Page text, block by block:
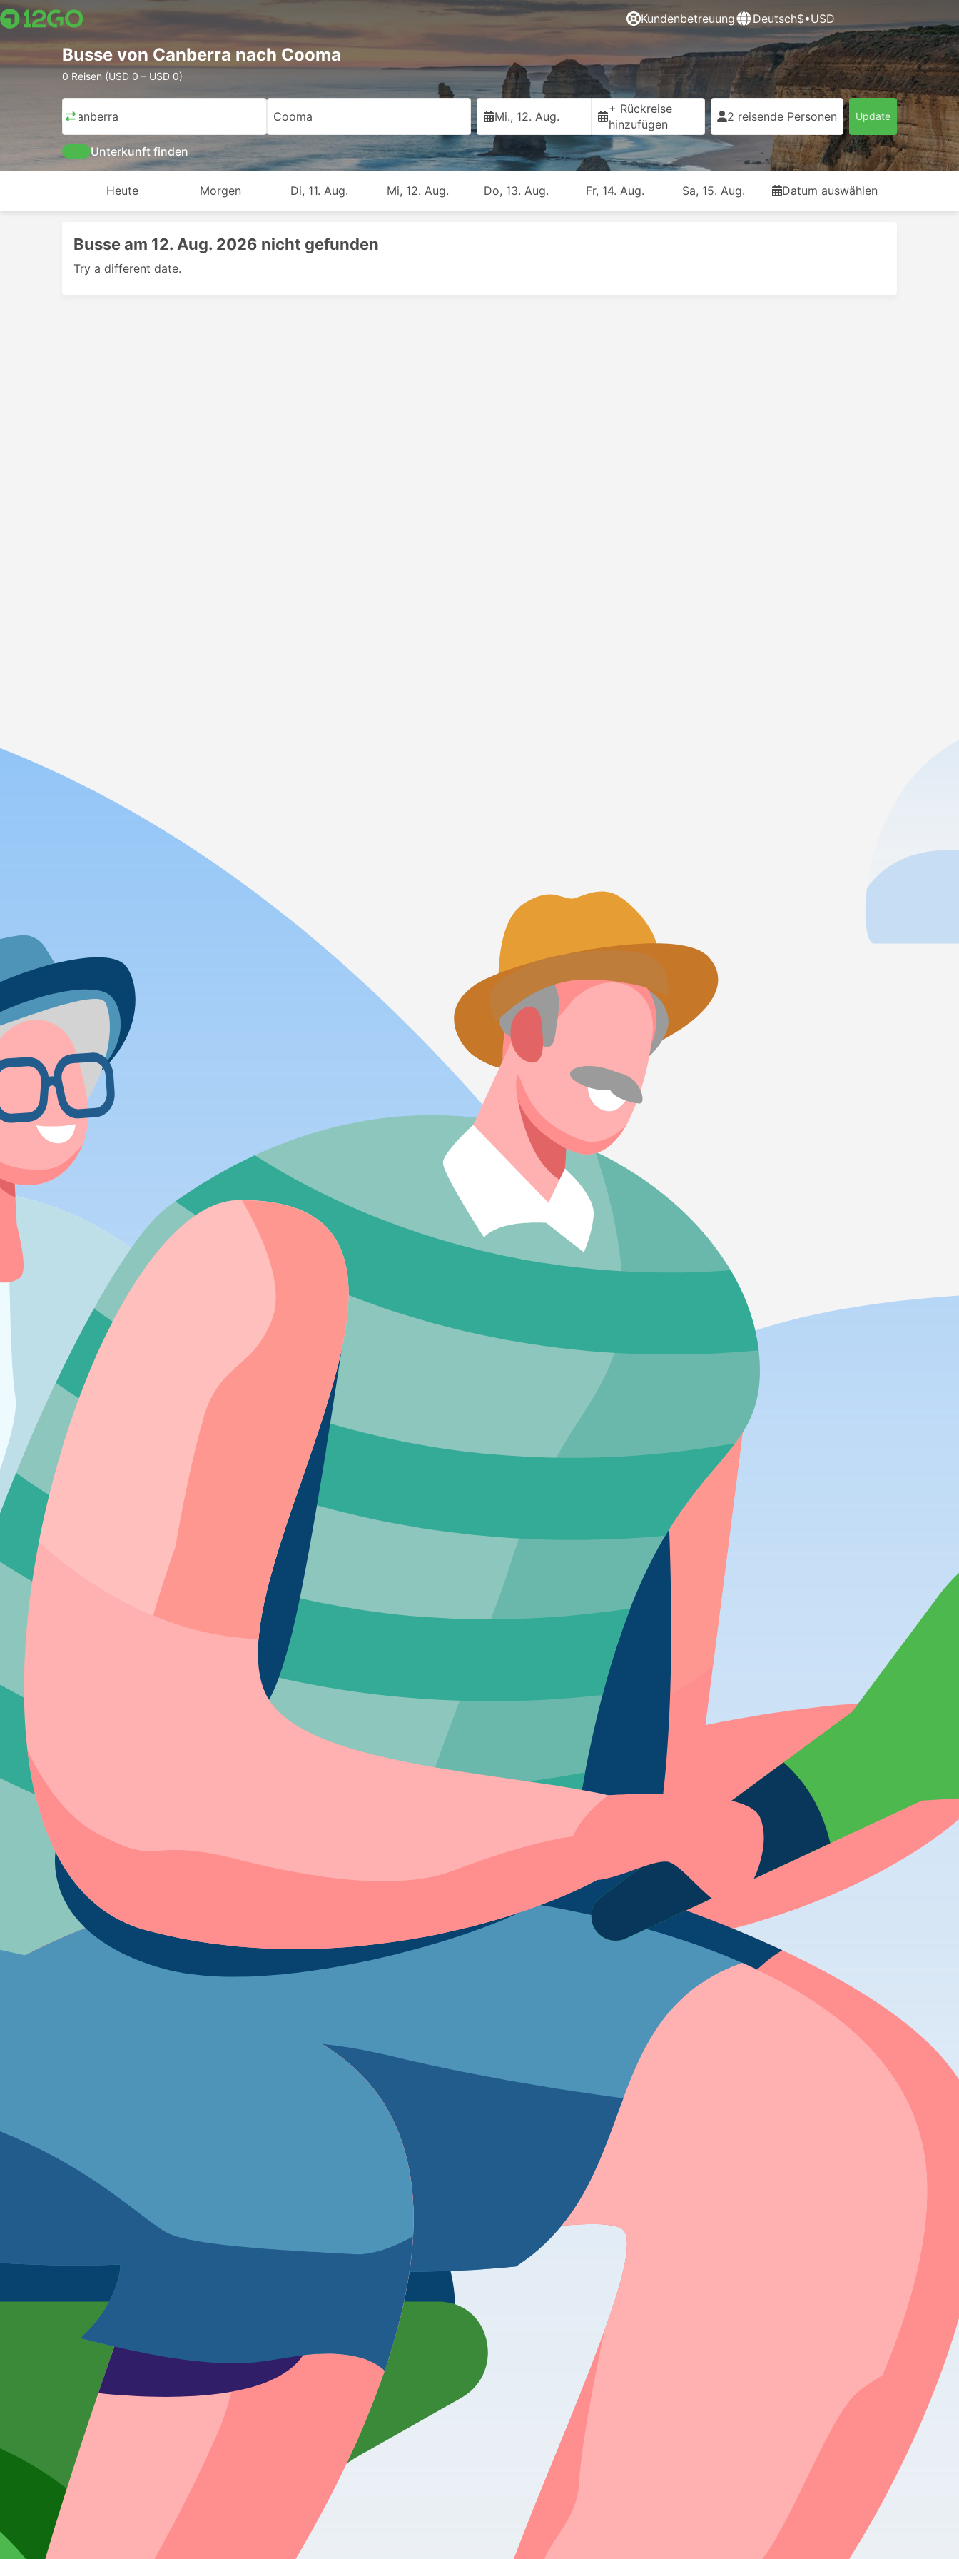
Kundenbetreuung Deutsch$•USD
Busse von Canberra nach Cooma
0 Reisen (USD 0 – USD 0)
Canberra Cooma Mi., 12. Aug.
+ Rückreise
hinzufügen
2 reisende Personen Update
Unterkunft finden
Heute Morgen Di, 11. Aug. Mi, 12. Aug. Do, 13. Aug. Fr, 14. Aug. Sa, 15. Aug. Datum auswählen
Busse am 12. Aug. 2026 nicht gefunden
Try a different date.